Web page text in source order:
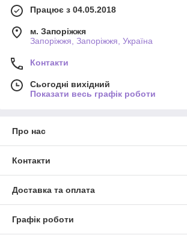
Працює з 04.05.2018
м. Запоріжжя
Запоріжжя, Запоріжжя, Україна
Контакти
Сьогодні вихідний
Показати весь графік роботи
Про нас
Контакти
Доставка та оплата
Графік роботи